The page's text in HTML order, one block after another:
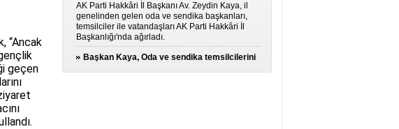
“Ancak
geçen
AK Parti Hakkâri İl Başkanı Av. Zeydin Kaya, il
genelinden gelen oda ve sendika başkanları,
temsilciler ile vatandaşları AK Parti Hakkâri İl
Başkanlığı'nda ağırladı.
Başkan Kaya, Oda ve sendika temsilcilerini
ağırladı